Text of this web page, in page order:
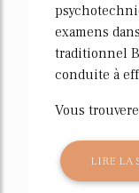
examens
traditionnel
conduite à
Vous
LIRE LA